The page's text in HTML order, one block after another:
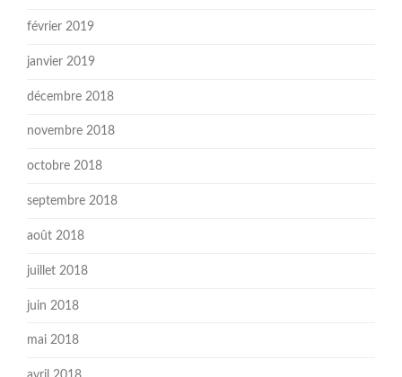
février 2019
janvier 2019
décembre 2018
novembre 2018
octobre 2018
septembre 2018
août 2018
juillet 2018
juin 2018
mai 2018